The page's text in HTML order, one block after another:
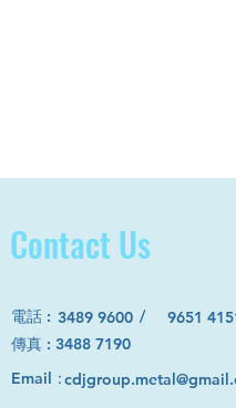
9651
電話 : /
Email：
Contact Us
3489 9600
​傳真 : 3488 7190